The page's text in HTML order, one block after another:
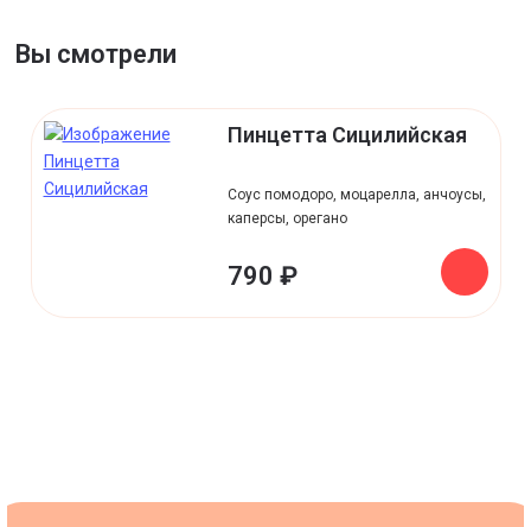
Вы смотрели
Пинцетта Сицилийская
Соус помодоро, моцарелла, анчоусы,
каперсы, орегано
790 ₽